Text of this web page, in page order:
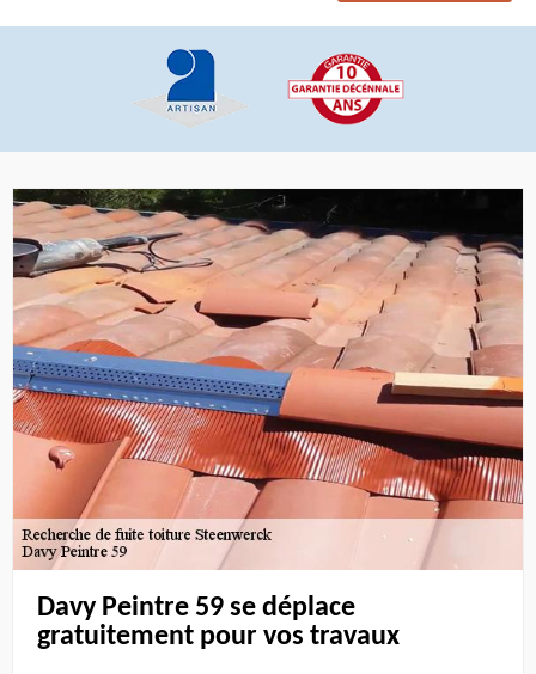
Davy Peintre 59 se déplace
gratuitement pour vos travaux